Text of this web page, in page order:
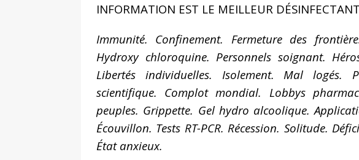
INFORMATION EST LE MEILLEUR DÉSINFECTANT
Immunité. Confinement. Fermeture des
Hydroxy chloroquine. Personnels soignant.
Libertés individuelles. Isolement. Mal logés.
scientifique. Complot mondial. Lobbys
peuples. Grippette. Gel hydro alcoolique.
Écouvillon. Tests RT-PCR. Récession. Solitude.
État anxieux.